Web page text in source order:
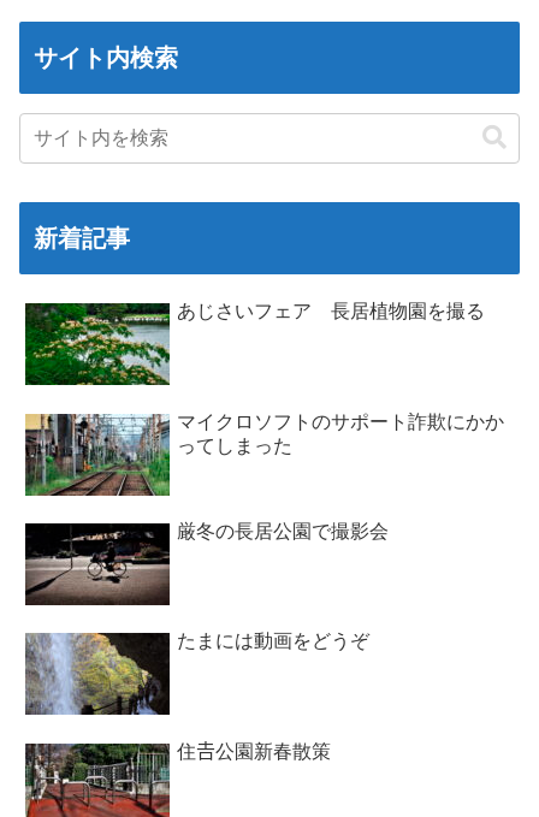
サイト内検索
新着記事
あじさいフェア 長居植物園を撮る
マイクロソフトのサポート詐欺にかか
ってしまった
厳冬の長居公園で撮影会
たまには動画をどうぞ
住𠮷公園新春散策